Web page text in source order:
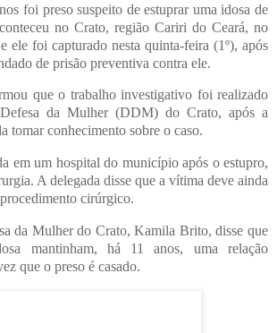
foi preso suspeito de estuprar uma idosa de
no Crato, região Cariri do Ceará, no
ele foi capturado nesta quinta-feira (1º), após
de prisão preventiva contra ele.
que o trabalho investigativo foi realizado
da Mulher (DDM) do Crato, após a
tomar conhecimento sobre o caso.
em um hospital do município após o estupro,
A delegada disse que a vítima deve ainda
cirúrgico.
da Mulher do Crato, Kamila Brito, disse que
mantinham, há 11 anos, uma relação
que o preso é casado.